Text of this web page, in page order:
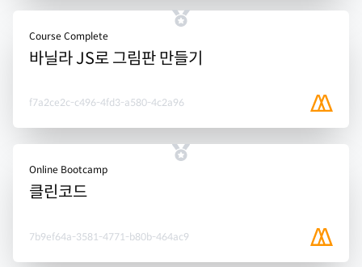
Course Complete
바닐라 JS로 그림판 만들기
f7a2ce2c-c496-4fd3-a580-4c2a96
Online Bootcamp
클린코드
7b9ef64a-3581-4771-b80b-464ac9